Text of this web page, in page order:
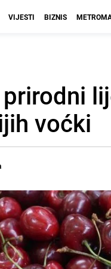
VIJESTI BIZNIS
voćki